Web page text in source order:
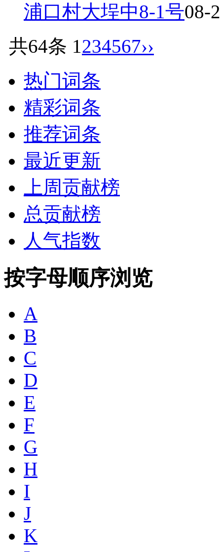
浦口村大埕中8-1号08-
共64条 1234567››
热门词条
精彩词条
推荐词条
最近更新
上周贡献榜
总贡献榜
人气指数
按字母顺序浏览
A
B
C
D
E
F
G
H
I
J
K